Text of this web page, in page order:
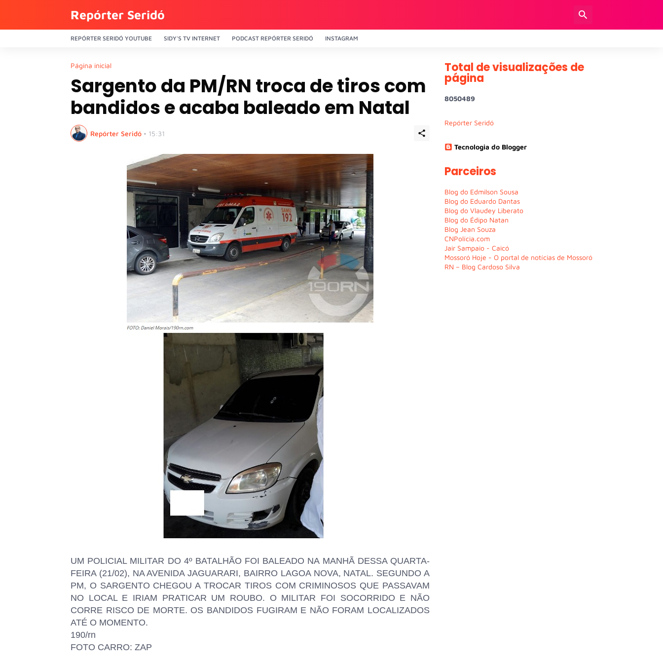
Repórter Seridó
REPÓRTER SERIDÓ YOUTUBE SIDY'S TV INTERNET PODCAST REPÓRTER SERIDÓ INSTAGRAM
Página inicial
Sargento da PM/RN troca de tiros com
bandidos e acaba baleado em Natal
Repórter Seridó • 15:31
UM POLICIAL MILITAR DO 4º BATALHÃO FOI BALEADO NA MANHÃ DESSA QUARTA-
FEIRA (21/02), NA AVENIDA JAGUARARI, BAIRRO LAGOA NOVA, NATAL. SEGUNDO A
PM, O SARGENTO CHEGOU A TROCAR TIROS COM CRIMINOSOS QUE PASSAVAM
NO LOCAL E IRIAM PRATICAR UM ROUBO. O MILITAR FOI SOCORRIDO E NÃO
CORRE RISCO DE MORTE. OS BANDIDOS FUGIRAM E NÃO FORAM LOCALIZADOS
ATÉ O MOMENTO.
190/rn
FOTO CARRO: ZAP
Total de visualizações de
página
8050489
Repórter Seridó
Tecnologia do Blogger
Parceiros
Blog do Edmilson Sousa
Blog do Eduardo Dantas
Blog do Vlaudey Liberato
Blog do Édipo Natan
Blog Jean Souza
CNPolícia.com
Jair Sampaio - Caicó
Mossoró Hoje - O portal de notícias de Mossoró
RN – Blog Cardoso Silva